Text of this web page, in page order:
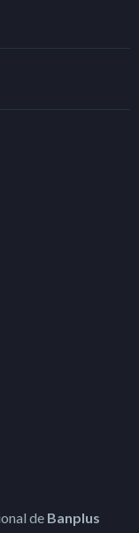
de Banplus